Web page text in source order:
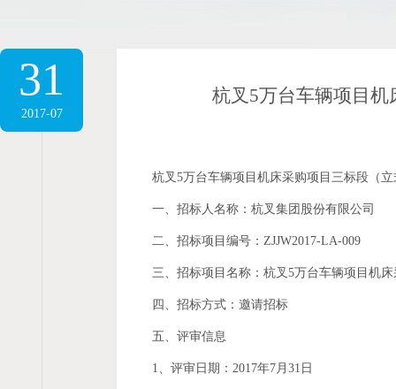
31
2017-07
杭叉5万台车辆项目
杭叉5万台车辆项目机床采购项目三标段（
一、招标人名称：杭叉集团股份有限公司
二、招标项目编号：ZJJW2017-LA-009
三、招标项目名称：杭叉5万台车辆项目机
四、招标方式：邀请招标
五、评审信息
1、评审日期：2017年7月31日